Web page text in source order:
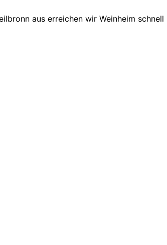
aus erreichen wir Weinheim schnell